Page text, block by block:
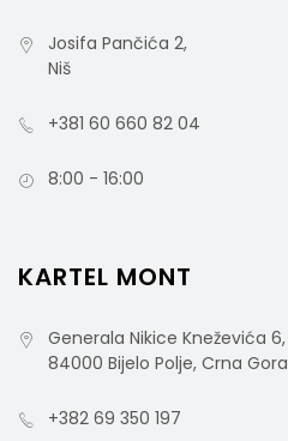
Josifa Pančića 2,
Niš
+381 60 660 82 04
8:00 - 16:00
KARTEL MONT
Generala Nikice Kneževića 6,
84000 Bijelo Polje, Crna Gora
+382 69 350 197